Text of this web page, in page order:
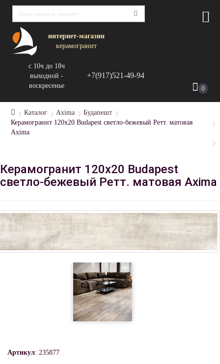
интернет-магазин
керамогранит
с 10ч до 18ч
выходной -
воскресенье
+7(917)521-49-94
0
Каталог Axima
Будапешт
Керамогранит 120x20 Budapest светло-бежевый Ретт. матовая
Axima
Керамогранит 120x20 Budapest
светло-бежевый Ретт. матовая Axima
Артикул: 235877